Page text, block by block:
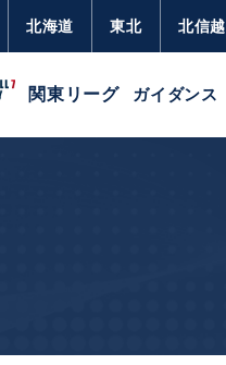
北海道 東北 北信越
関東リーグ ガイダンス